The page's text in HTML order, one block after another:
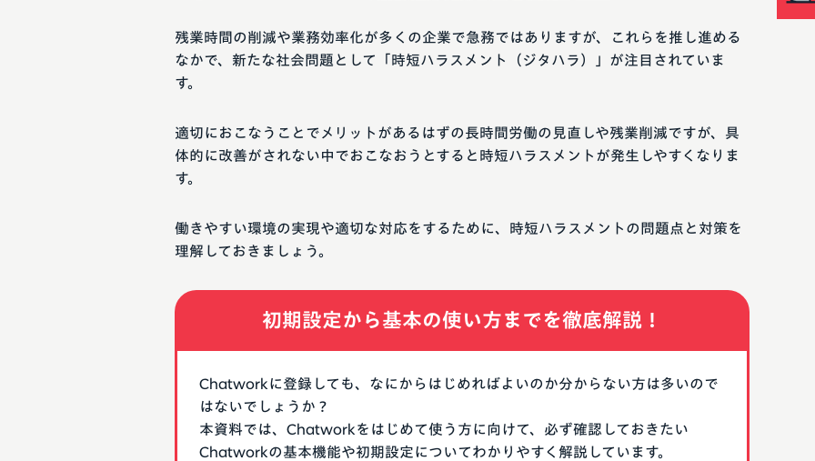
働きやすい環境の実現や適切な対応をするために、時短ハラスメントの問題点と対策を
理解しておきましょう。
適切におこなうことでメリットがあるはずの長時間労働の見直しや残業削減ですが、具
体的に改善がされない中でおこなおうとすると時短ハラスメントが発生しやすくなりま
す。
残業時間の削減や業務効率化が多くの企業で急務ではありますが、これらを推し進める
なかで、新たな社会問題として「時短ハラスメント（ジタハラ）」が注目されていま
す。
初期設定から基本の使い方までを徹底解説！
Chatworkに登録しても、なにからはじめればよいのか分からない方は多いので
はないでしょうか？
本資料では、Chatworkをはじめて使う方に向けて、必ず確認しておきたい
Chatworkの基本機能や初期設定についてわかりやすく解説しています。